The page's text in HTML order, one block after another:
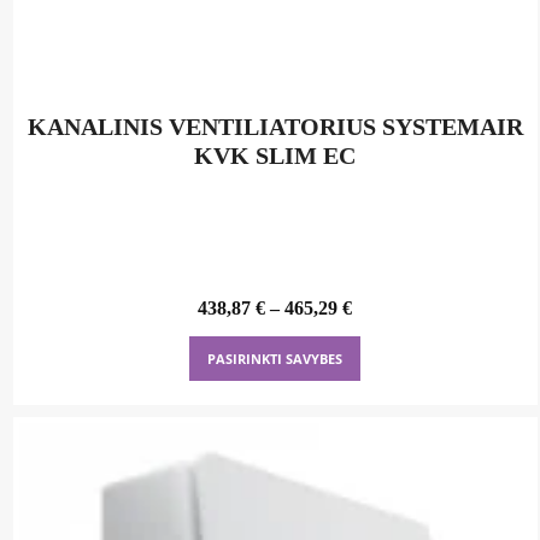
KANALINIS VENTILIATORIUS SYSTEMAIR
KVK SLIM EC
438,87€–465,29€
PASIRINKTI SAVYBES
product
The